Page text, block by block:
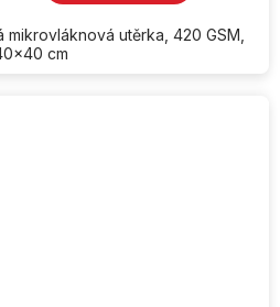
utěrka, 420 GSM,
cm